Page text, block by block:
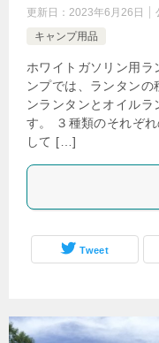
更新日： 2023年6月26日
キャンプ用品
ホワイトガソリン用ラ
ンプでは、ランタンの
ンランタンとオイル
す。 ３種類のそれぞ
して […]
Tweet